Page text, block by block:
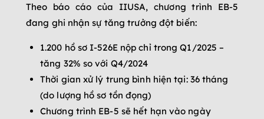
Theo báo cáo của IIUSA, chương trình EB-5
đang ghi nhận sự tăng trưởng đột biến:
1.200 hồ sơ I-526E nộp chỉ trong Q1/2025 –
tăng 32% so với Q4/2024
Thời gian xử lý trung bình hiện tại: 36 tháng
(do lượng hồ sơ tồn đọng)
Chương trình EB-5 sẽ hết hạn vào ngày